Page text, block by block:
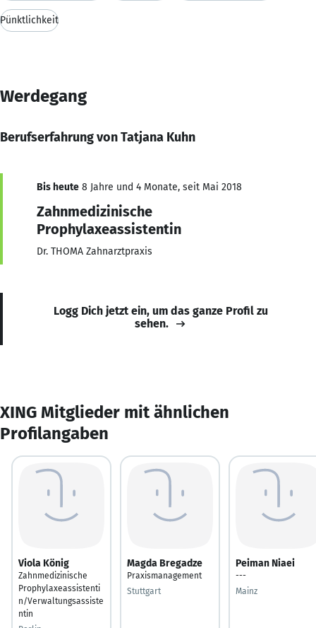
Pünktlichkeit
Werdegang
Berufserfahrung von Tatjana Kuhn
Bis heute 8 Jahre und 4 Monate, seit Mai 2018
Zahnmedizinische
Prophylaxeassistentin
Dr. THOMA Zahnarztpraxis
Logg Dich jetzt ein, um das ganze Profil zu
sehen.
XING Mitglieder mit ähnlichen
Profilangaben
Viola König
Zahnmedizinische
Prophylaxeassistenti
n/Verwaltungsassiste
ntin
Magda Bregadze
Praxismanagement
Stuttgart
Peiman Niaei
---
Mainz